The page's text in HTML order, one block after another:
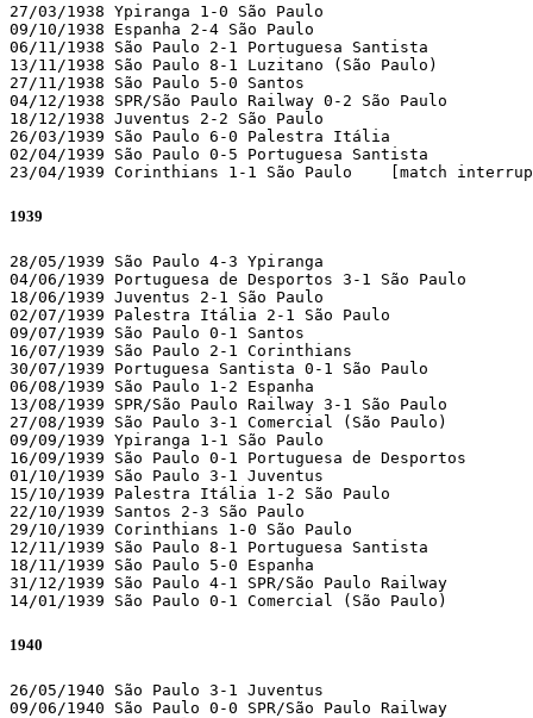
27/03/1938 Ypiranga 1-0 São Paulo
09/10/1938 Espanha 2-4 São Paulo
06/11/1938 São Paulo 2-1 Portuguesa Santista
13/11/1938 São Paulo 8-1 Luzitano (São Paulo)
27/11/1938 São Paulo 5-0 Santos
04/12/1938 SPR/São Paulo Railway 0-2 São Paulo
18/12/1938 Juventus 2-2 São Paulo
26/03/1939 São Paulo 6-0 Palestra Itália
02/04/1939 São Paulo 0-5 Portuguesa Santista
23/04/1939 Corinthians
1939
28/05/1939 São Paulo 4-3 Ypiranga
04/06/1939 Portuguesa de Desportos 3-1 São Paulo
18/06/1939 Juventus 2-1 São Paulo
02/07/1939 Palestra Itália 2-1 São Paulo
09/07/1939 São Paulo 0-1 Santos
16/07/1939 São Paulo 2-1 Corinthians
30/07/1939 Portuguesa Santista 0-1 São Paulo
06/08/1939 São Paulo 1-2 Espanha
13/08/1939 SPR/São Paulo Railway 3-1 São Paulo
27/08/1939 São Paulo 3-1 Comercial (São Paulo)
09/09/1939 Ypiranga 1-1 São Paulo
16/09/1939 São Paulo 0-1 Portuguesa de Desportos
01/10/1939 São Paulo 3-1 Juventus
15/10/1939 Palestra Itália 1-2 São Paulo
22/10/1939 Santos 2-3 São Paulo
29/10/1939 Corinthians 1-0 São Paulo
12/11/1939 São Paulo 8-1 Portuguesa Santista
18/11/1939 São Paulo 5-0 Espanha
31/12/1939 São Paulo 4-1 SPR/São Paulo Railway
14/01/1939 São Paulo 0-1 Comercial (São Paulo)
1940
26/05/1940 São Paulo 3-1 Juventus
09/06/1940 São Paulo 0-0 SPR/São Paulo Railway